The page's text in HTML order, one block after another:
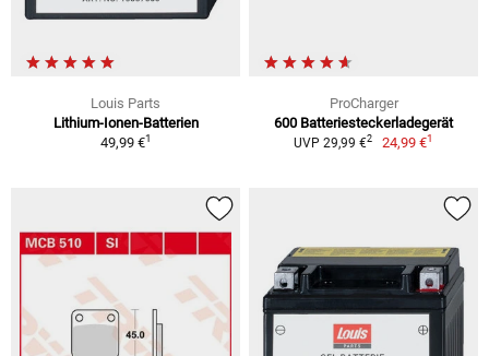
Louis Parts
Lithium-Ionen-Batterien
49,99 €1
ProCharger
600 Batteriesteckerladegerät
UVP 29,99 €2 24,99 €1